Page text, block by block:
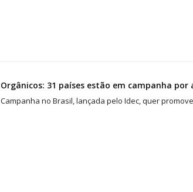
Orgânicos: 31 países estão em campanha por
Campanha no Brasil, lançada pelo Idec, quer